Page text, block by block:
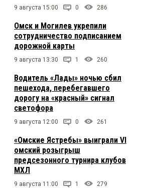
9 августа 15:00 0 286
Омск и Могилев укрепили
сотрудничество подписанием
дорожной карты
9 августа 13:30 1 260
Водитель «Лады» ночью сбил
пешехода, перебегавшего
дорогу на «красный» сигнал
светофора
9 августа 12:00 0 261
«Омские Ястребы» выиграли VI
омский розыгрыш
предсезонного турнира клубов
МХЛ
9 августа 11:00 1 279